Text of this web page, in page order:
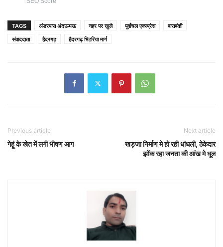
TAGS अंडरपास अंदऊमऊ नहर पर खुले पूर्वांचल एक्स्प्रेस
बाराबंकी
संवाददाता
हैदरगढ़ हैदरगढ़ भिटरिया मार्ग
Previous article
गेहूं के खेत में लगी भीषण आग
Next article
खड़जा निर्माण मे हो रही धांधली, ठेकेदार
झोंक रहा जनता की आंख मे धूल